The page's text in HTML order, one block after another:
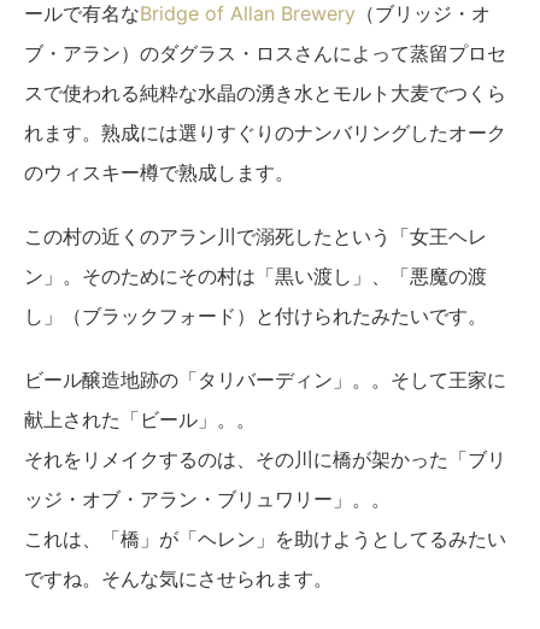
ールで有名なBridge of Allan Brewery （ブリッジ・オ
ブ・アラン）のダグラス・ロスさんによって蒸留プロセ
スで使われる純粋な水晶の湧き水とモルト大麦でつくら
れます。熟成には選りすぐりのナンバリングしたオーク
のウィスキー樽で熟成します。
この村の近くのアラン川で溺死したという「女王ヘレ
ン」。そのためにその村は「黒い渡し」、「悪魔の渡
し」（ブラックフォード）と付けられたみたいです。
ビール醸造地跡の「タリバーディン」。。そして王家に
献上された「ビール」。。
それをリメイクするのは、その川に橋が架かった「ブリ
ッジ・オブ・アラン・ブリュワリー」。。
これは、「橋」が「ヘレン」を助けようとしてるみたい
ですね。そんな気にさせられます。